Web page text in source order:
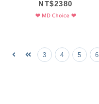
NT$2380
3 4 5 6